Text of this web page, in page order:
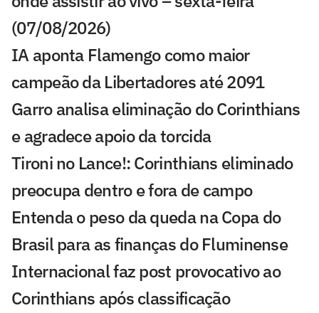
(07/08/2026)
IA aponta Flamengo como maior
campeão da Libertadores até 2091
Garro analisa eliminação do Corinthians
e agradece apoio da torcida
Tironi no Lance!: Corinthians eliminado
preocupa dentro e fora de campo
Entenda o peso da queda na Copa do
Brasil para as finanças do Fluminense
Internacional faz post provocativo ao
Corinthians após classificação